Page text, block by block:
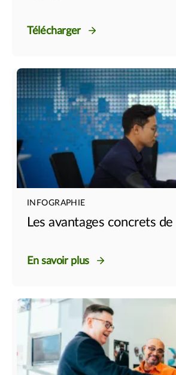
Télécharger
INFOGRAPHIE
Les avantages concrets de
En savoir plus